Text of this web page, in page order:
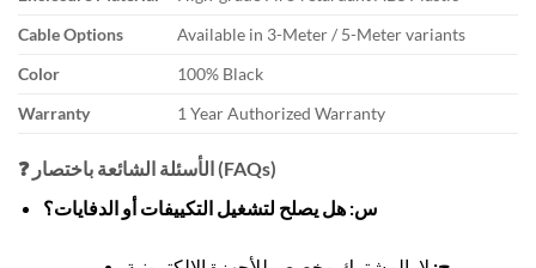
Cable Options
Available in 3-Meter / 5-Meter variants
Color
100% Black
Warranty
1 Year Authorized Warranty
❓ الأسئلة الشائعة باختصار (FAQs)
س: هل يصلح لتشغيل التكييفات أو الدفايات؟